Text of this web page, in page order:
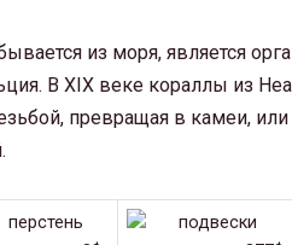
из моря, является
В XIX веке кораллы из
превращая в камеи, или